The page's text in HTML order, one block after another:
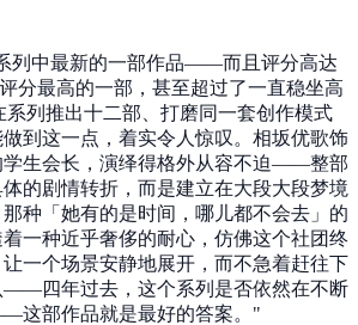
列中最新的一部作品——而且评分高达
分最高的一部，甚至超过了一直稳坐高
系列推出十二部、打磨同一套创作模式
到这一点，着实令人惊叹。相坂优歌饰
学生会长，演绎得格外从容不迫——整部
的剧情转折，而是建立在大段大段梦境
种「她有的是时间，哪儿都不会去」的
一种近乎奢侈的耐心，仿佛这个社团终
一个场景安静地展开，而不急着赶往下
——四年过去，这个系列是否依然在不断
这部作品就是最好的答案。 "